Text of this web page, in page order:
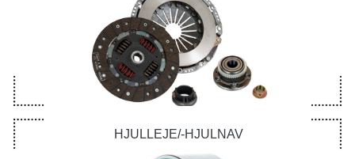
HJULLEJE/-HJULNAV